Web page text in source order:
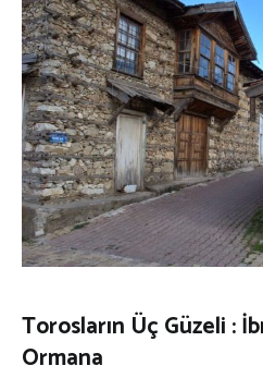
Torosların Üç Güzeli :
Ormana